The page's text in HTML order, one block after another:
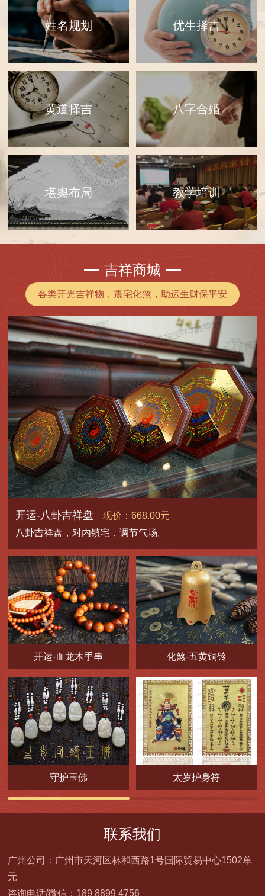
姓名规划 优生择吉
黄道择吉 八字合婚
堪舆布局 教学培训
吉祥商城
各类开光吉祥物，震宅化煞，助运生财保平安
开运-八卦吉祥盘
现价：668.00元
八卦吉祥盘，对内镇宅，调节气场。
开运-血龙木手串 化煞-五黄铜铃
守护玉佛 太岁护身符
联系我们
广州公司：广州市天河区林和西路1号国际贸易中心1502单
元
咨询电话/微信：189 8899 4756